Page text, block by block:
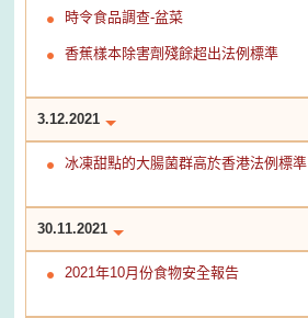
時令食品調查-盆菜
香蕉樣本除害劑殘餘超出法例標準
3.12.2021
冰凍甜點的大腸菌群高於香港法例標準
30.11.2021
2021年10月份食物安全報告